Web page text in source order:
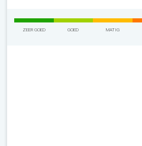
ZEER GOED GOED MATIG